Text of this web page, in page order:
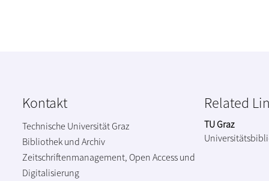
Kontakt
Technische Universität Graz
Bibliothek und Archiv
Zeitschriftenmanagement, Open Access und
Digitalisierung
Related
TU Graz